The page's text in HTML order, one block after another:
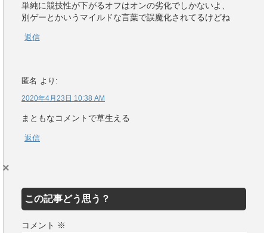
単純に競技性が下がるオフはオンの劣化でしかないよ、
別ゲーとかいうマイルドな言葉で誤魔化されてるけどね
返信
匿名 より:
2020年4月23日 10:38 AM
まともなコメントで草生える
返信
この記事どう思う？
コメント ※
×